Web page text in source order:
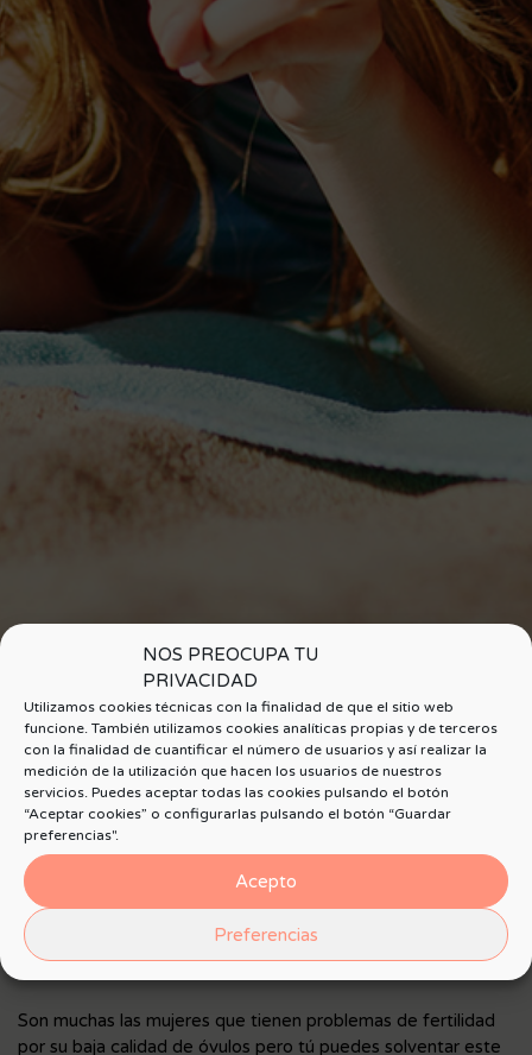
NOS PREOCUPA TU
PRIVACIDAD
Utilizamos cookies técnicas con la finalidad de que el sitio web
funcione. También utilizamos cookies analíticas propias y de terceros
con la finalidad de cuantificar el número de usuarios y así realizar la
medición de la utilización que hacen los usuarios de nuestros
servicios. Puedes aceptar todas las cookies pulsando el botón
“Aceptar cookies” o configurarlas pulsando el botón “Guardar
preferencias".
Acepto
Preferencias
¿Por qué donar óvulos?
Son muchas las mujeres que tienen problemas de fertilidad
por su baja calidad de óvulos pero tú puedes solventar este